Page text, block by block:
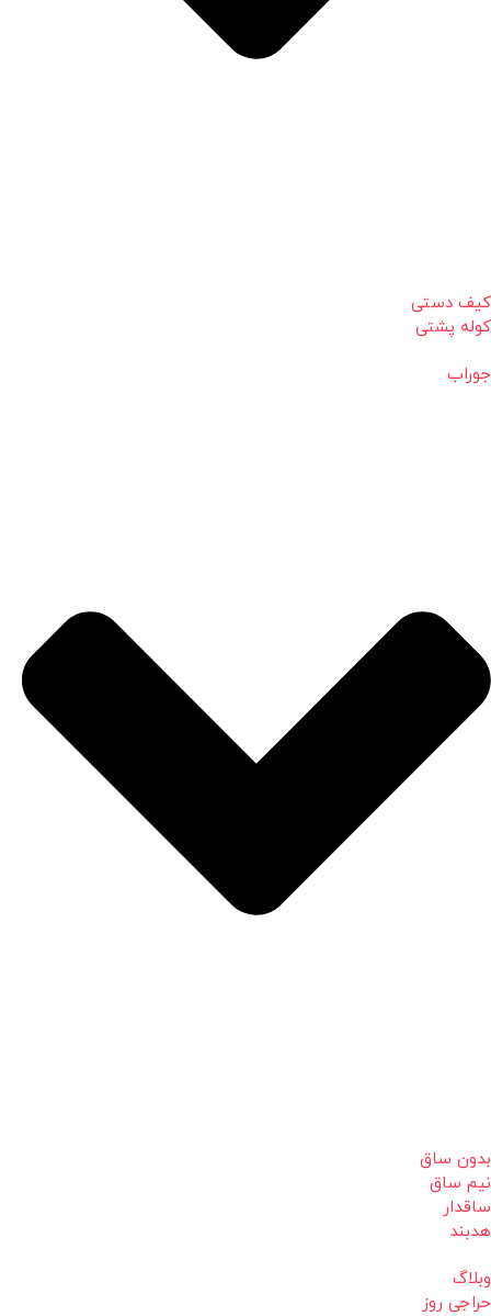
کیف دستی
کوله پشتی
جوراب
بدون ساق
نیم ساق
ساقدار
هدبند
وبلاگ
حراجی روز